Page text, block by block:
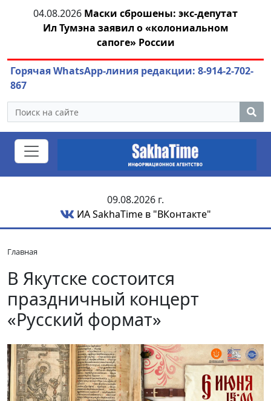
04.08.2026 Маски сброшены: экс-депутат
Ил Тумэна заявил о «колониальном
сапоге» России
Горячая WhatsApp-линия редакции: 8-914-2-702-
867
09.08.2026 г.
ИА SakhaTime в "ВКонтакте"
Главная
В Якутске состоится
праздничный концерт
«Русский формат»